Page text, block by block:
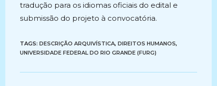
tradução para os idiomas oficiais do edital e
submissão do projeto à convocatória.
TAGS:DESCRIÇÃO ARQUIVÍSTICA, DIREITOS HUMANOS,
UNIVERSIDADE FEDERAL DO RIO GRANDE (FURG)